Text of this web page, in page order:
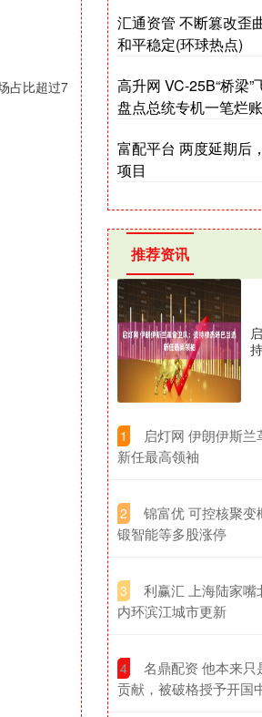
占比超过7
汇通资管 不断篡改歪
和平稳定(环球热点)
高升网 VC-25B“桥梁
盘点总统专机一笔烂账
富配平台 两度延期后
项目
推荐资讯
1
启灯网 伊朗伊斯
新任最高领袖
2
锦富优 可控核聚变
锻智能等多股涨停
3
利赢汇 上海陆家嘴
内环滨江城市更新
4
名鼎配资 他本来
贡献，被破格授予开国